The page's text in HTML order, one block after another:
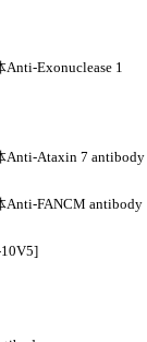
Exonuclease 1
Anti-Ataxin 7 antibody
Anti-FANCM antibody